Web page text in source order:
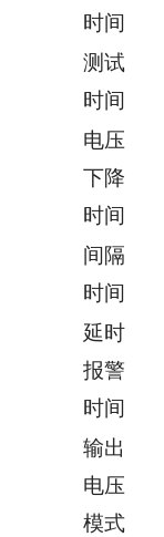
时间
测试
时间
电压
下降
时间
间隔
时间
延时
报警
时间
输出
电压
模式